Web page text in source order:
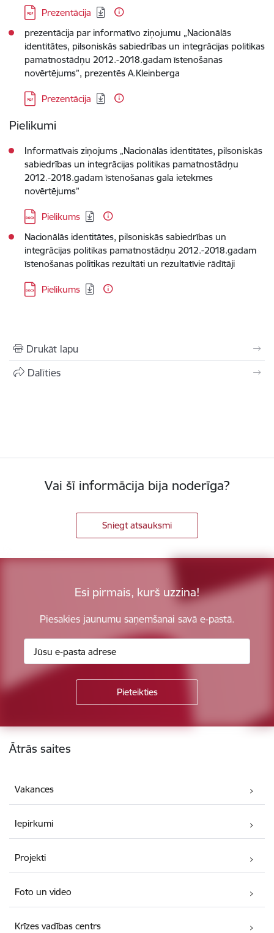
Lejupielādēt:
Prezentācija
prezentācija par informatīvo ziņojumu „Nacionālās
identitātes, pilsoniskās sabiedrības un integrācijas politikas
pamatnostādņu 2012.-2018.gadam īstenošanas
novērtējums”, prezentēs A.Kleinberga
Lejupielādēt:
Prezentācija
Pielikumi
Informatīvais ziņojums „Nacionālās identitātes, pilsoniskās
sabiedrības un integrācijas politikas pamatnostādņu
2012.-2018.gadam īstenošanas gala ietekmes
novērtējums”
Lejupielādēt:
Pielikums
Nacionālās identitātes, pilsoniskās sabiedrības un
integrācijas politikas pamatnostādņu 2012.-2018.gadam
īstenošanas politikas rezultāti un rezultatīvie rādītāji
Lejupielādēt:
Pielikums
Drukāt lapu
Dalīties
Vai šī informācija bija noderīga?
Sniegt atsauksmi
Esi pirmais, kurš uzzina!
Piesakies jaunumu saņemšanai savā e-pastā.
Kājene
Ātrās saites
Vakances
Iepirkumi
Projekti
Foto un video
Krīzes vadības centrs